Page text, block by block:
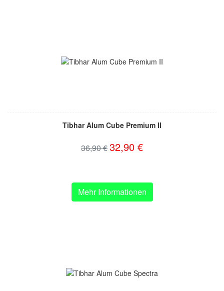
Tibhar Alum Cube Premium II
36,90 €32,90 €
Mehr Informationen